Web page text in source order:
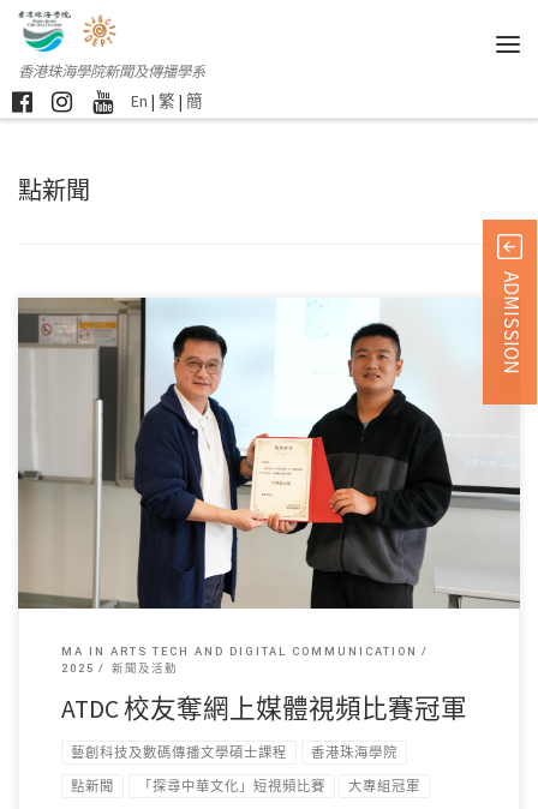
香港珠海學院新聞及傳播學系
En | 繁 | 簡
點新聞
香港珠海學院藝創科技 […]
MA IN ARTS TECH AND DIGITAL COMMUNICATION
2025
新聞及活動
ATDC 校友奪網上媒體視頻比賽冠軍
藝創科技及數碼傳播文學碩士課程 香港珠海學院
點新聞 「探尋中華文化」短視頻比賽 大專組冠軍
ADMISSION